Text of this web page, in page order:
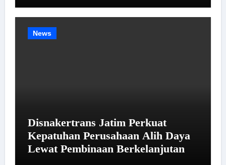
News
Disnakertrans Jatim Perkuat
Kepatuhan Perusahaan Alih Daya
Lewat Pembinaan Berkelanjutan